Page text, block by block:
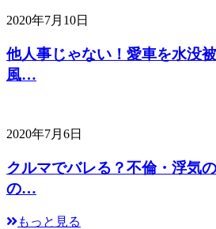
2020年7月10日
他人事じゃない！愛車を水没
風…
2020年7月6日
クルマでバレる？不倫・浮気
の…
もっと見る